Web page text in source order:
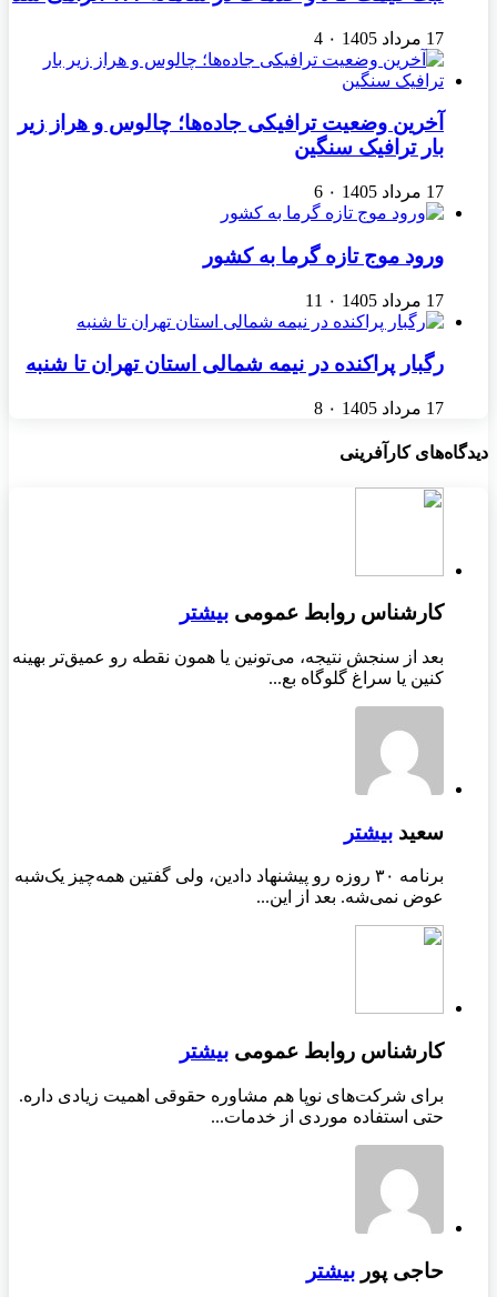
17 مرداد 1405 ۰ 4
آخرین وضعیت ترافیکی جاده‌ها؛ چالوس و هراز زیر
بار ترافیک سنگین
17 مرداد 1405 ۰ 6
ورود موج تازه گرما به کشور
17 مرداد 1405 ۰ 11
رگبار پراکنده در نیمه شمالی استان تهران تا شنبه
17 مرداد 1405 ۰ 8
دیدگاه‌های کارآفرینی
کارشناس روابط عمومی بیشتر
بعد از سنجش نتیجه، می‌تونین یا همون نقطه رو عمیق‌تر بهینه
کنین یا سراغ گلوگاه بع...
سعید بیشتر
برنامه ۳۰ روزه رو پیشنهاد دادین، ولی گفتین همه‌چیز یک‌شبه
عوض نمی‌شه. بعد از این...
کارشناس روابط عمومی بیشتر
برای شرکت‌های نوپا هم مشاوره حقوقی اهمیت زیادی داره.
حتی استفاده موردی از خدمات...
حاجی پور بیشتر